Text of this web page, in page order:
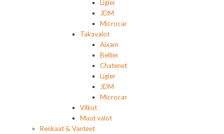
Ligier
JDM
Microcar
Takavalot
Aixam
Bellier
Chatenet
Ligier
JDM
Microcar
Vilkut
Muut valot
Renkaat & Vanteet